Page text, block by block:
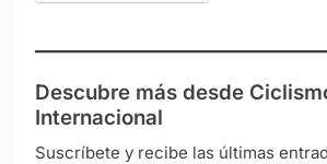
Descubre más desde
Internacional
Suscríbete y recibe las últimas